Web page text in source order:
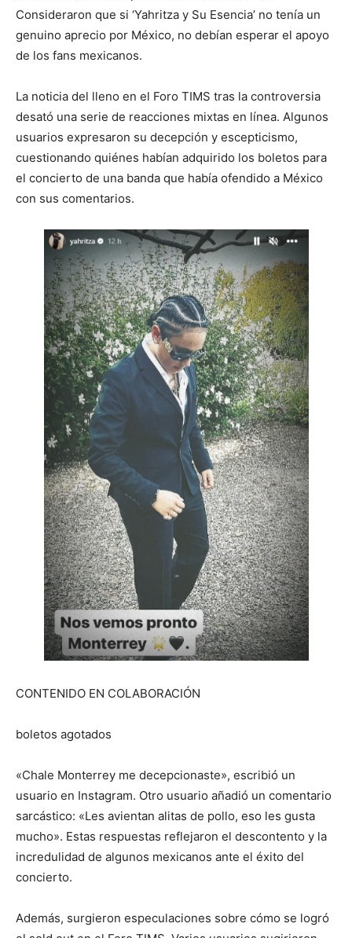
Consideraron que si ‘Yahritza y Su Esencia’ no tenía un
genuino aprecio por México, no debían esperar el apoyo
de los fans mexicanos.
La noticia del lleno en el Foro TIMS tras la controversia
desató una serie de reacciones mixtas en línea. Algunos
usuarios expresaron su decepción y escepticismo,
cuestionando quiénes habían adquirido los boletos para
el concierto de una banda que había ofendido a México
con sus comentarios.
CONTENIDO EN COLABORACIÓN
boletos agotados
«Chale Monterrey me decepcionaste», escribió un
usuario en Instagram. Otro usuario añadió un comentario
sarcástico: «Les avientan alitas de pollo, eso les gusta
mucho». Estas respuestas reflejaron el descontento y la
incredulidad de algunos mexicanos ante el éxito del
concierto.
Además, surgieron especulaciones sobre cómo se logró